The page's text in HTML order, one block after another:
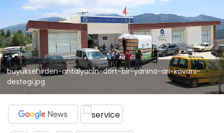
buyuksehirden-antalyanin-dort-bir-yanina-ari-kovani-
destegi.jpg